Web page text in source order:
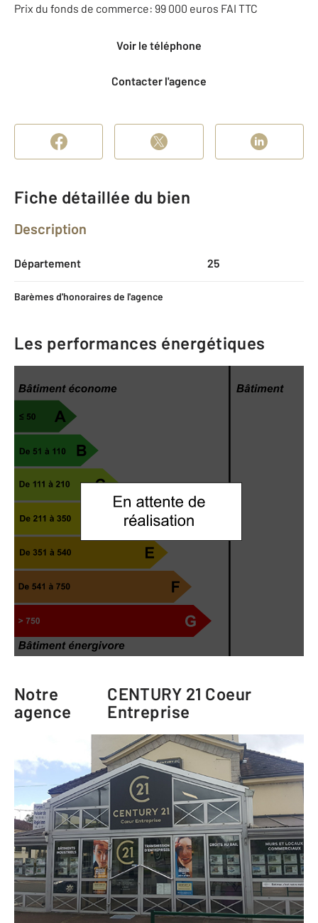
Prix du fonds de commerce: 99 000 euros FAI TTC
Voir le téléphone
Contacter l'agence
Fiche détaillée du bien
Description
Département 25
Barèmes d'honoraires de l'agence
Les performances énergétiques
Notre
agence
CENTURY 21 Coeur
Entreprise